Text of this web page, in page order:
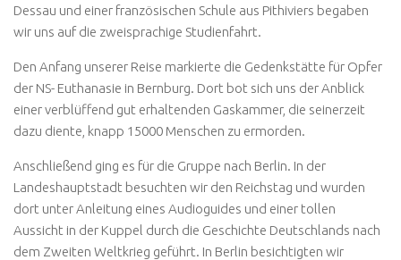
Dessau und einer französischen Schule aus Pithiviers begaben
wir uns auf die zweisprachige Studienfahrt.
Den Anfang unserer Reise markierte die Gedenkstätte für Opfer
der NS- Euthanasie in Bernburg. Dort bot sich uns der Anblick
einer verblüffend gut erhaltenden Gaskammer, die seinerzeit
dazu diente, knapp 15000 Menschen zu ermorden.
Anschließend ging es für die Gruppe nach Berlin. In der
Landeshauptstadt besuchten wir den Reichstag und wurden
dort unter Anleitung eines Audioguides und einer tollen
Aussicht in der Kuppel durch die Geschichte Deutschlands nach
dem Zweiten Weltkrieg geführt. In Berlin besichtigten wir